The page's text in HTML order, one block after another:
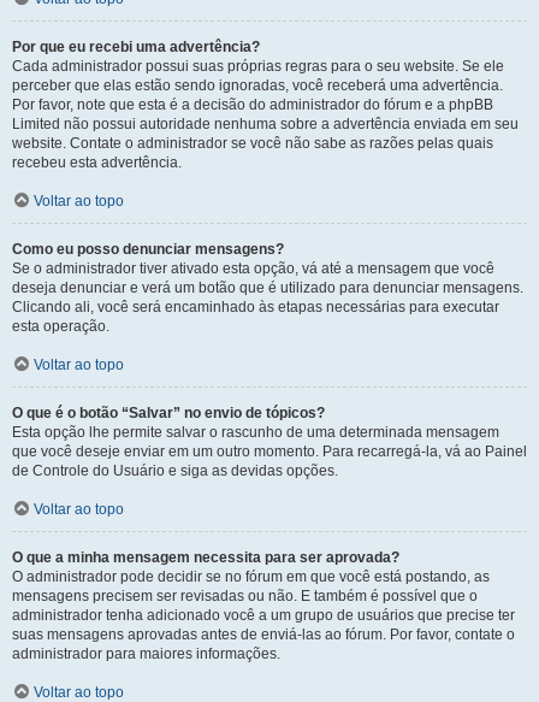
Por que eu recebi uma advertência?
Cada administrador possui suas próprias regras para o seu website. Se ele
perceber que elas estão sendo ignoradas, você receberá uma advertência.
Por favor, note que esta é a decisão do administrador do fórum e a phpBB
Limited não possui autoridade nenhuma sobre a advertência enviada em seu
website. Contate o administrador se você não sabe as razões pelas quais
recebeu esta advertência.
Voltar ao topo
Como eu posso denunciar mensagens?
Se o administrador tiver ativado esta opção, vá até a mensagem que você
deseja denunciar e verá um botão que é utilizado para denunciar mensagens.
Clicando ali, você será encaminhado às etapas necessárias para executar
esta operação.
Voltar ao topo
O que é o botão “Salvar” no envio de tópicos?
Esta opção lhe permite salvar o rascunho de uma determinada mensagem
que você deseje enviar em um outro momento. Para recarregá-la, vá ao Painel
de Controle do Usuário e siga as devidas opções.
Voltar ao topo
O que a minha mensagem necessita para ser aprovada?
O administrador pode decidir se no fórum em que você está postando, as
mensagens precisem ser revisadas ou não. E também é possível que o
administrador tenha adicionado você a um grupo de usuários que precise ter
suas mensagens aprovadas antes de enviá-las ao fórum. Por favor, contate o
administrador para maiores informações.
Voltar ao topo